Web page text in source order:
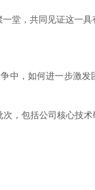
堂，共同见证这一
，如何进一步激发
，包括公司核心技术